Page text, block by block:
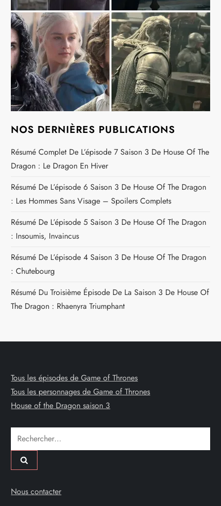
NOS DERNIÈRES PUBLICATIONS
Résumé Complet De L’épisode 7 Saison 3 De House Of The
Dragon : Le Dragon En Hiver
Résumé De L’épisode 6 Saison 3 De House Of The Dragon
: Les Hommes Sans Visage – Spoilers Complets
Résumé De L’épisode 5 Saison 3 De House Of The Dragon
: Insoumis, Invaincus
Résumé De L’épisode 4 Saison 3 De House Of The Dragon
: Chutebourg
Résumé Du Troisième Épisode De La Saison 3 De House Of
The Dragon : Rhaenyra Triumphant
Tous les épisodes de Game of Thrones
Tous les personnages de Game of Thrones
House of the Dragon saison 3
Rechercher :
Nous contacter